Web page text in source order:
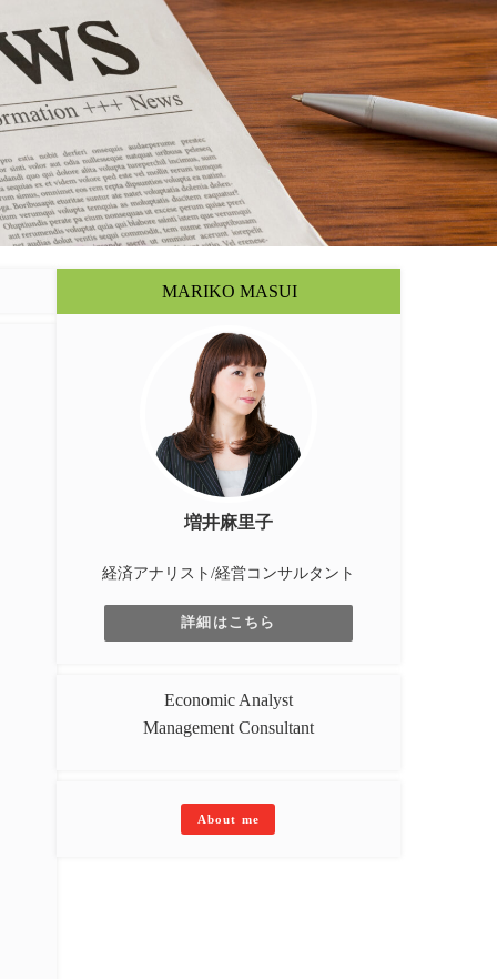
MARIKO MASUI
増井麻里子
経済アナリスト/経営コンサルタント
詳細はこちら
Economic Analyst
Management Consultant
About me